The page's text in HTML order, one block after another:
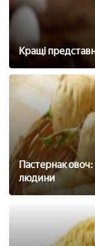
Кращі
Пастернак
людини